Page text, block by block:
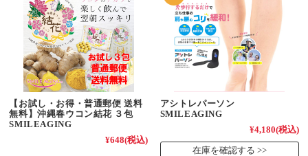
【お試し・お得・普通郵便 送料
無料】沖縄春ウコン結花 ３包
SMILEAGING
¥648(税込)
アシトレパーソン
SMILEAGING
¥4,180(税込)
在庫を確認する